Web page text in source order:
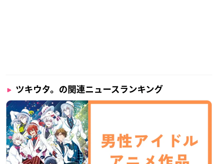
関連商品
TVアニメツキウタ。 THE ANIMATION 2 第1巻
価格：7,480円
発売日：2021年1月29日(金)
ツキウタ。の関連ニュースランキング